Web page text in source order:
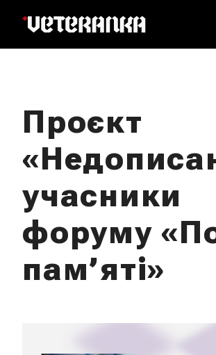
Проєкт
учасники
форуму
пам’яті»